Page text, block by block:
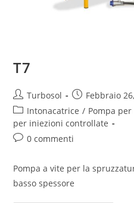
T7
Turbosol
Febbraio
Intonacatrice / Pompa
per iniezioni controllate
0 commenti
Pompa a vite per la
basso spessore